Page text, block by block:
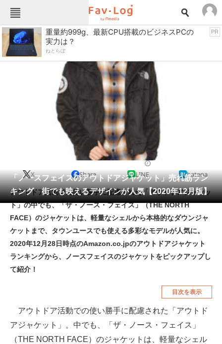
Fav-Logカテゴリー一覧
TOP
インテリア・収納 おもちゃ・ホビー
キッチン家電
ゲーム
コンテンツ・サービス スイーツ・お菓子
スマホ・携帯電話
ファッション
ペット 家電
工具・DIY 本・DVD・CD
生活家電 生活用品
空調・季節家電 美容・コスメ
腕時計 車・バイク
釣り具・釣り用品
注目記事を集めた総合ページ
重量約999g、最新CPU搭載のビジネスPCの
実力は？
ねとらぼ
PR
「ノースフェイスのアウトドアジャケット」売れ筋ラン
キング 街でも映えるデザインが人気【2020年12月版】
X Share LINE hatena
アウトドア活動での使い勝手に配慮された「アウトドアジャケッ
ト」の中でも、「ザ・ノース・フェイス」（THE NORTH
FACE）のジャケットは、軽量なシェルから本格的なダウンジャ
ケットまで、タウンユースでも使える多彩なモデルが人気に。
2020年12月28日時点のAmazon.co.jpのアウトドアジャケット
ランキングから、ノースフェイスのジャケットをピックアップし
て紹介！
目次を表示
アウトドア活動での使い勝手に配慮された「アウトド
アジャケット」。中でも、「ザ・ノース・フェイス」
（THE NORTH FACE）のジャケットは、軽量なシェル